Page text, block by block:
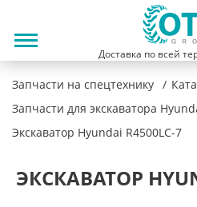
Доставка по всей
Запчасти на спецтехнику
Запчасти для экскаватора
Экскаватор Hyundai R4500LC-7
ЭКСКАВАТОР